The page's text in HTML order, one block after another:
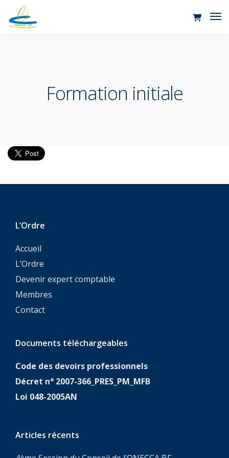
Formation initiale
L’Ordre
Accueil
L’Ordre
Devenir expert comptable
Membres
Contact
Documents téléchargeables
Code des devoirs professionnels
Décret n° 2007-366_PRES_PM_MFB
Loi 048-2005AN
Articles récents